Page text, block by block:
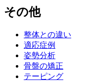
その他
整体との違い
適応症例
姿勢分析
骨盤の矯正
テーピング